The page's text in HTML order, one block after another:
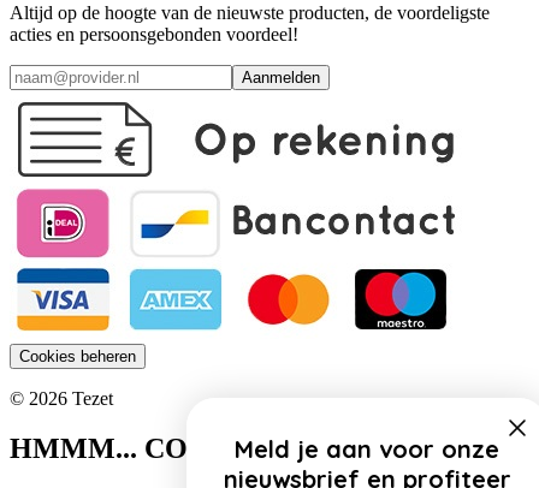
Altijd op de hoogte van de nieuwste producten, de voordeligste
acties en persoonsgebonden voordeel!
Aanmelden
Cookies beheren
© 2026 Tezet
HMMM... COOKIES!Meld je aan voor onze
nieuwsbrief en profiteer